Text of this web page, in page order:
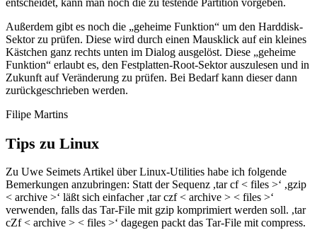
entscheidet, kann man noch die zu testende Partition vorgeben.
Außerdem gibt es noch die „geheime Funktion“ um den Harddisk-
Sektor zu prüfen. Diese wird durch einen Mausklick auf ein kleines
Kästchen ganz rechts unten im Dialog ausgelöst. Diese „geheime
Funktion“ erlaubt es, den Festplatten-Root-Sektor auszulesen und in
Zukunft auf Veränderung zu prüfen. Bei Bedarf kann dieser dann
zurückgeschrieben werden.
Filipe Martins
Tips zu Linux
Zu Uwe Seimets Artikel über Linux-Utilities habe ich folgende
Bemerkungen anzubringen: Statt der Sequenz ,tar cf< files >‘ ,gzip
< archive >‘ läßt sich einfacher ,tar czf < archive > < files >‘
verwenden, falls das Tar-File mit gzip komprimiert werden soll. ,tar
cZf < archive > < files >‘ dagegen packt das Tar-File mit compress.